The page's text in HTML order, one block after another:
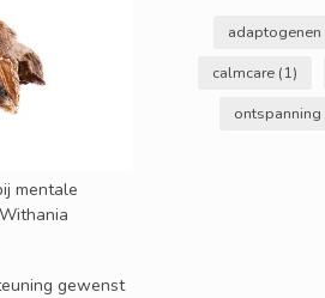
mentale
gewenst
adaptogenen
calmcare (1)
ontspanning